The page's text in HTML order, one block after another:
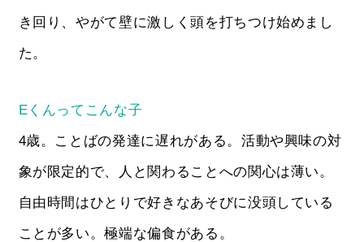
き回り、やがて壁に激しく頭を打ちつけ始めまし
た。
Eくんってこんな子
4歳。ことばの発達に遅れがある。活動や興味の対
象が限定的で、人と関わることへの関心は薄い。
自由時間はひとりで好きなあそびに没頭している
ことが多い。極端な偏食がある。